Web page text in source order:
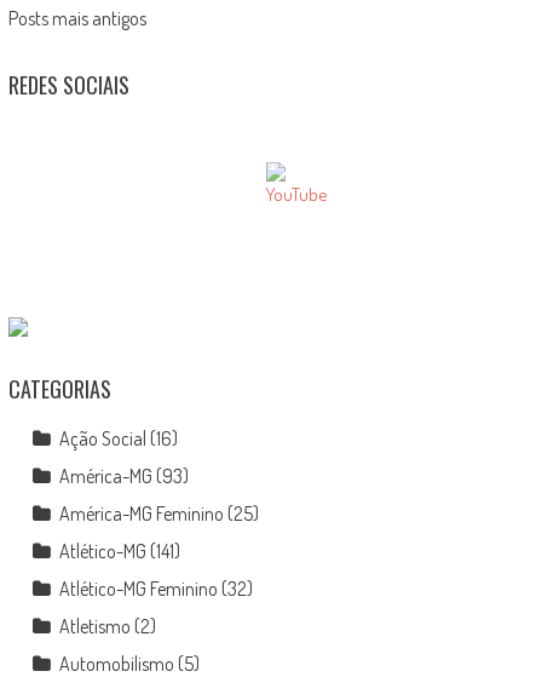
Posts
navigation
Posts mais antigos
REDES SOCIAIS
CATEGORIAS
Ação Social (16)
América-MG (93)
América-MG Feminino (25)
Atlético-MG (141)
Atlético-MG Feminino (32)
Atletismo (2)
Automobilismo (5)